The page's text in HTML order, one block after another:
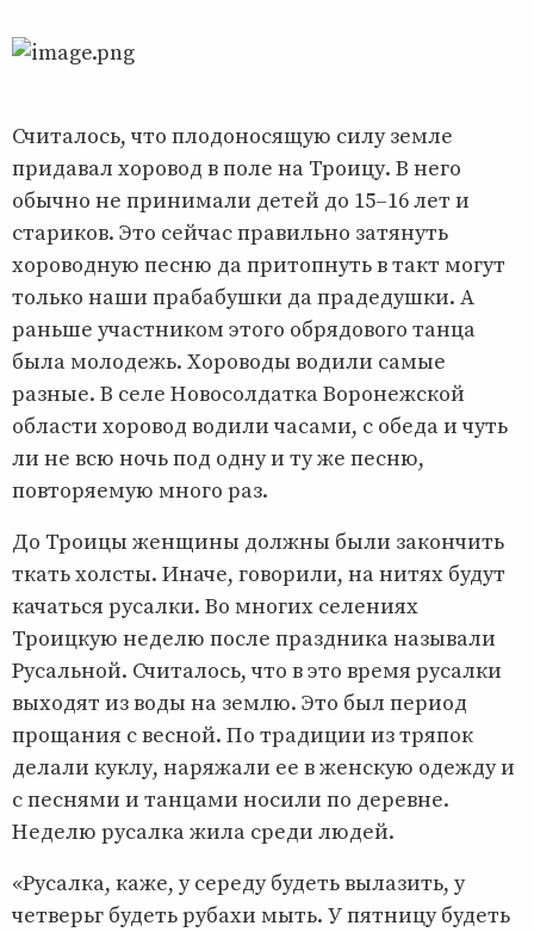
Считалось, что плодоносящую силу земле
придавал хоровод в поле на Троицу. В него
обычно не принимали детей до 15–16 лет и
стариков. Это сейчас правильно затянуть
хороводную песню да притопнуть в такт могут
только наши прабабушки да прадедушки. А
раньше участником этого обрядового танца
была молодежь. Хороводы водили самые
разные. В селе Новосолдатка Воронежской
области хоровод водили часами, с обеда и чуть
ли не всю ночь под одну и ту же песню,
повторяемую много раз.
До Троицы женщины должны были закончить
ткать холсты. Иначе, говорили, на нитях будут
качаться русалки. Во многих селениях
Троицкую неделю после праздника называли
Русальной. Считалось, что в это время русалки
выходят из воды на землю. Это был период
прощания с весной. По традиции из тряпок
делали куклу, наряжали ее в женскую одежду и
с песнями и танцами носили по деревне.
Неделю русалка жила среди людей.
«Русалка, каже, у середу будеть вылазить, у
четверьг будеть рубахи мыть. У пятницу будеть